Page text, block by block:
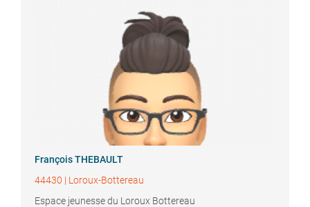
FrançoisTHEBAULT
44430 | Loroux-Bottereau
Espace jeunesse du Loroux Bottereau